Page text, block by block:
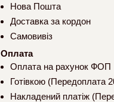
Нова Пошта
Доставка за кордон
Самовивіз
Оплата
Оплата на рахунок ФОП
Готівкою (Передоплата
Накладений платіж